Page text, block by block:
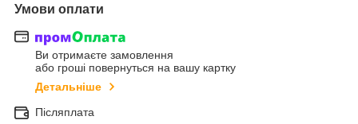
Умови оплати
Ви отримаєте замовлення
або гроші повернуться на вашу картку
Детальніше
Післяплата